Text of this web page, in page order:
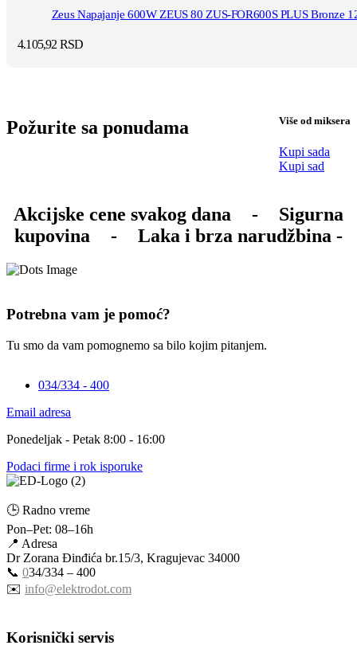
Zeus Napajanje 600W ZEUS 80 ZUS-FOR600S PLUS Bronze
4.105,92RSD
Požurite sa ponudama Više od miksera
Kupi sada
Kupi sad
Akcijske cene svakog dana -
Sigurna
kupovina
- Laka i brza narudžbina -
Potrebna vam je pomoć?
Tu smo da vam pomognemo sa bilo kojim pitanjem.
034/334 - 400
Email adresa
Ponedeljak - Petak 8:00 - 16:00
Podaci firme i rok isporuke
🕒 Radno vreme
Pon–Pet: 08–16h
📍 Adresa
Dr Zorana Đinđića br.15/3, Kragujevac 34000
📞 034/334 – 400
✉️ info@elektrodot.com
Korisnički servis